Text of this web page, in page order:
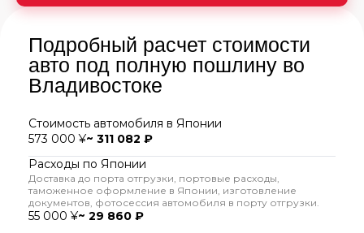
Подробный расчет стоимости
авто под полную пошлину во
Владивостоке
Стоимость автомобиля в Японии
573 000 ¥~ 311 082 ₽
Расходы по Японии
Доставка до порта отгрузки, портовые расходы,
таможенное оформление в Японии, изготовление
документов, фотосессия автомобиля в порту отгрузки.
55 000 ¥~ 29 860 ₽